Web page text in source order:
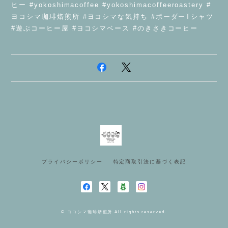
ヒー #yokoshimacoffee #yokoshimacoffeeroastery #
ヨコシマ珈琲焙煎所 #ヨコシマな気持ち #ボーダーTシャツ
#遊ぶコーヒー屋 #ヨコシマベース #のきさきコーヒー
プライバシーポリシー 特定商取引法に基づく表記
© ヨコシマ珈琲焙煎所 All rights reserved.